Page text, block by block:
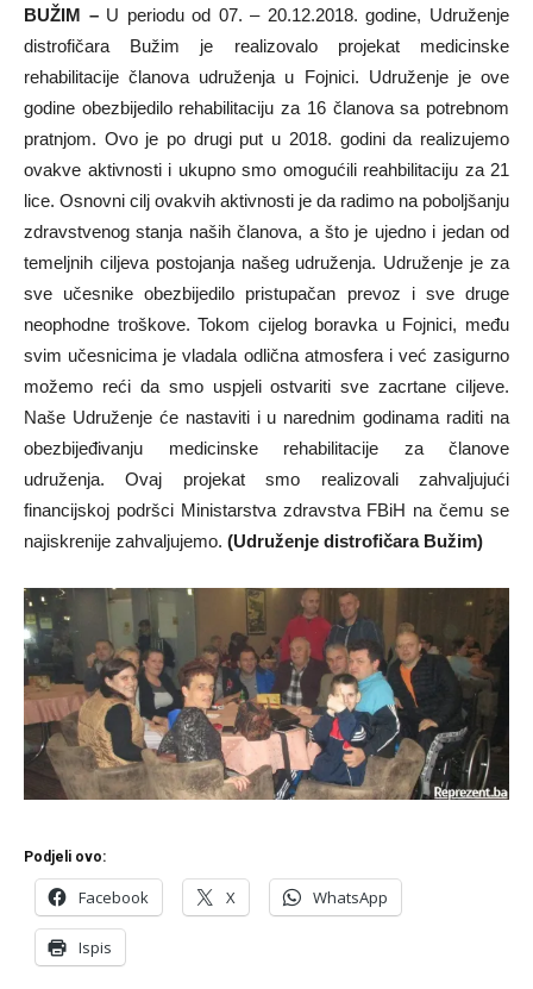
BUŽIM –U periodu od 07. – 20.12.2018. godine, Udruženje
distrofičara Bužim je realizovalo projekat medicinske
rehabilitacije članova udruženja u Fojnici. Udruženje je ove
godine obezbijedilo rehabilitaciju za 16 članova sa potrebnom
pratnjom. Ovo je po drugi put u 2018. godini da realizujemo
ovakve aktivnosti i ukupno smo omogućili reahbilitaciju za 21
lice. Osnovni cilj ovakvih aktivnosti je da radimo na poboljšanju
zdravstvenog stanja naših članova, a što je ujedno i jedan od
temeljnih ciljeva postojanja našeg udruženja. Udruženje je za
sve učesnike obezbijedilo pristupačan prevoz i sve druge
neophodne troškove. Tokom cijelog boravka u Fojnici, među
svim učesnicima je vladala odlična atmosfera i već zasigurno
možemo reći da smo uspjeli ostvariti sve zacrtane ciljeve.
Naše Udruženje će nastaviti i u narednim godinama raditi na
obezbijeđivanju medicinske rehabilitacije za članove
udruženja. Ovaj projekat smo realizovali zahvaljujući
financijskoj podršci Ministarstva zdravstva FBiH na čemu se
najiskrenije zahvaljujemo. (Udruženje distrofičara Bužim)
Podjeli ovo:
Facebook X WhatsApp
Ispis